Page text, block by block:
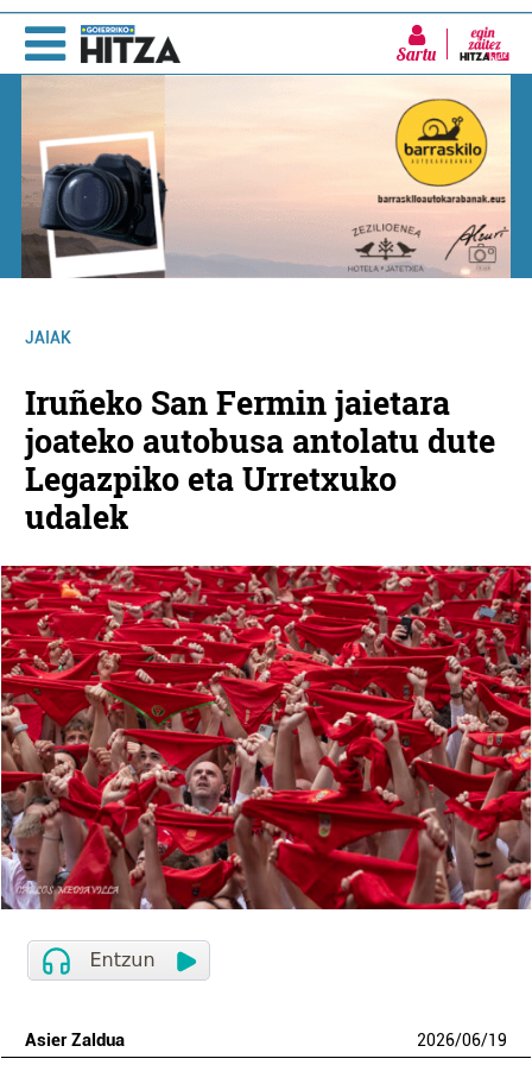
Sartu
JAIAK
Iruñeko San Fermin jaietara
joateko autobusa antolatu dute
Legazpiko eta Urretxuko
udalek
Asier Zaldua 2026/06/19